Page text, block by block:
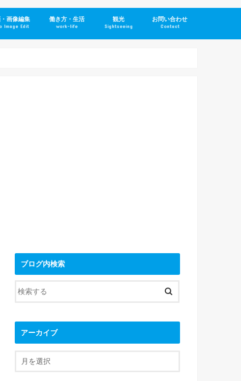
画像編集
Image Edit
働き方・生活
work-life
観光
Sightseeing
お問い合わせ
Contact
ブログ内検索
アーカイブ